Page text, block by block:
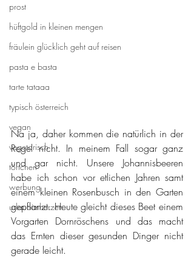
prost
hüftgold in kleinen mengen
fräulein glücklich geht auf reisen
pasta e basta
tarte tataaa
typisch österreich
vegan
vegetarisch
törtchen
werbung
urlaubimherzen
Na ja, daher kommen die natürlich in der
Regel nicht. In meinem Fall sogar ganz
und gar nicht. Unsere Johannisbeeren
habe ich schon vor etlichen Jahren samt
einem kleinen Rosenbusch in den Garten
gepflanzt. Heute gleicht dieses Beet einem
Vorgarten Dornröschens und das macht
das Ernten dieser gesunden Dinger nicht
gerade leicht.